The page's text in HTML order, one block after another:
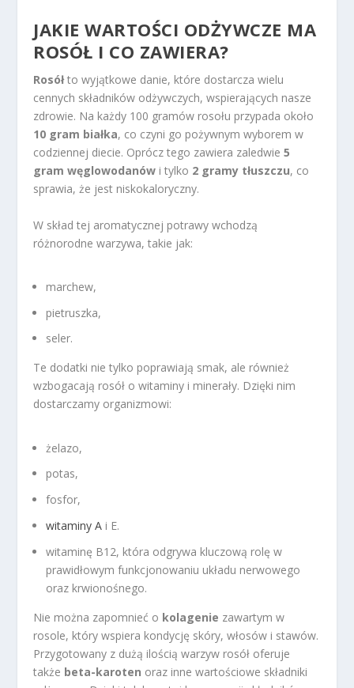
JAKIE WARTOŚCI ODŻYWCZE MA
ROSÓŁ I CO ZAWIERA?
Rosółto wyjątkowe danie, które dostarcza wielu
cennych składników odżywczych, wspierających nasze
zdrowie. Na każdy 100 gramów rosołu przypada około
10 gram białka, co czyni go pożywnym wyborem w
codziennej diecie. Oprócz tego zawiera zaledwie5
gram węglowodanów i tylko 2 gramy tłuszczu, co
sprawia, że jest niskokaloryczny.
W skład tej aromatycznej potrawy wchodzą
różnorodne warzywa, takie jak:
marchew,
pietruszka,
seler.
Te dodatki nie tylko poprawiają smak, ale również
wzbogacają rosół o witaminy i minerały. Dzięki nim
dostarczamy organizmowi:
żelazo,
potas,
fosfor,
witaminy A i E.
witaminę B12, która odgrywa kluczową rolę w
prawidłowym funkcjonowaniu układu nerwowego
oraz krwionośnego.
Nie można zapomnieć o kolagenie zawartym w
rosole, który wspiera kondycję skóry, włosów i stawów.
Przygotowany z dużą ilością warzyw rosół oferuje
także beta-karoten oraz inne wartościowe składniki